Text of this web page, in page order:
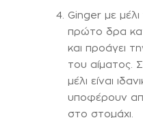
Ginger με
πρώτο δρα
και προάγει
του αίματος.
μέλι είναι
υποφέρουν
στο στομάχι.